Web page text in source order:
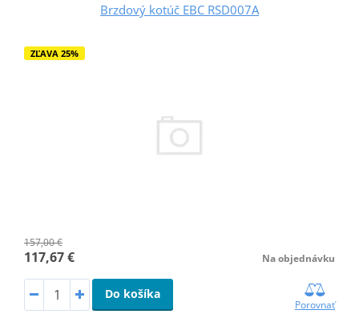
Brzdový kotúč EBC RSD007A
ZĽAVA 25%
157,00 €
117,67 € Na objednávku
Do košíka
Porovnať